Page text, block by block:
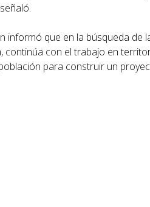
informó que en la búsqueda de
continúa con el trabajo en
para construir un